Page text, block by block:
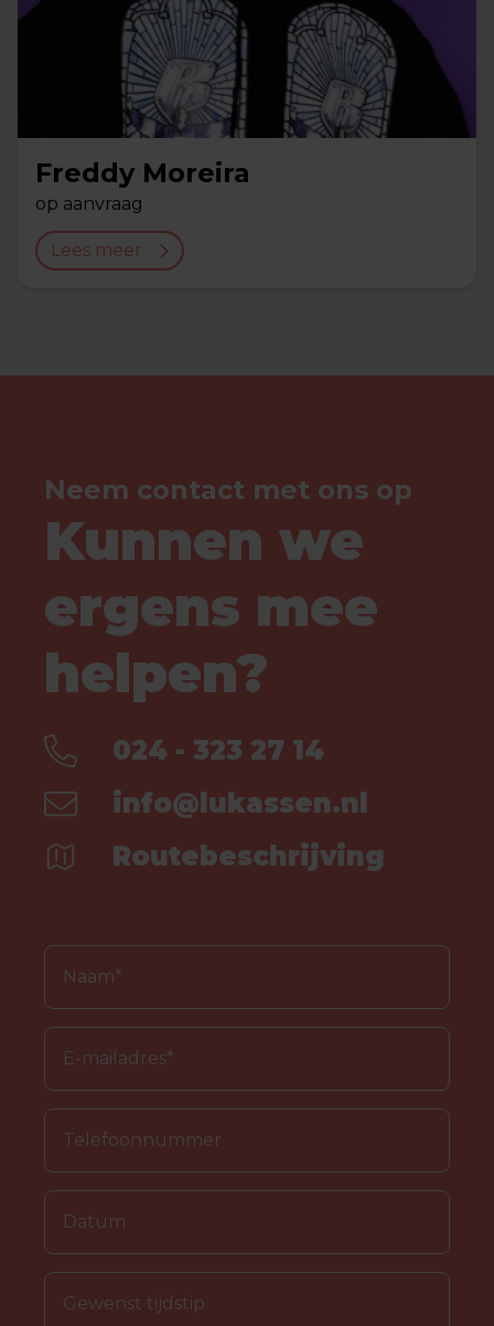
Freddy Moreira
op aanvraag
Lees meer
Neem contact met ons op
Kunnen we
ergens mee
helpen?
024 - 323 27 14
info@lukassen.nl
Routebeschrijving